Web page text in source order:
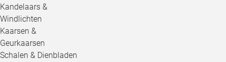
Kandelaars &
Windlichten
Kaarsen &
Geurkaarsen
Schalen & Dienbladen